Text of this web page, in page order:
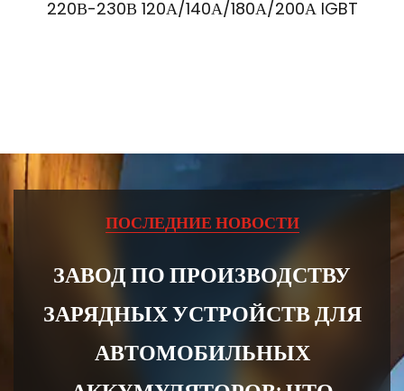
220В-230В 120А/140А/180А/200А IGBT
ПОСЛЕДНИЕ НОВОСТИ
ЗАВОД ПО ПРОИЗВОДСТВУ
ЗАРЯДНЫХ УСТРОЙСТВ ДЛЯ
АВТОМОБИЛЬНЫХ